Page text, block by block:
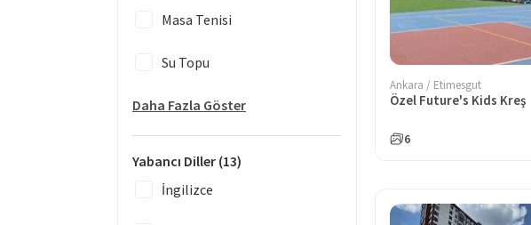
Masa Tenisi
Su Topu
Daha Fazla Göster
Yabancı Diller (13)
İngilizce
Ankara / Etimesgut
Özel Future's Kids Kreş
6